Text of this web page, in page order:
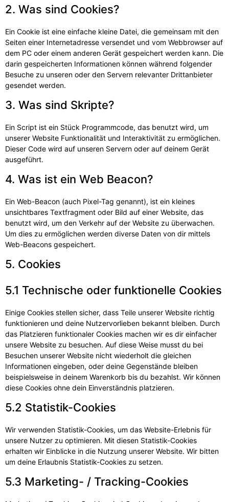
2. Was sind Cookies?
Ein Cookie ist eine einfache kleine Datei, die gemeinsam mit den
Seiten einer Internetadresse versendet und vom Webbrowser auf
dem PC oder einem anderen Gerät gespeichert werden kann. Die
darin gespeicherten Informationen können während folgender
Besuche zu unseren oder den Servern relevanter Drittanbieter
gesendet werden.
3. Was sind Skripte?
Ein Script ist ein Stück Programmcode, das benutzt wird, um
unserer Website Funktionalität und Interaktivität zu ermöglichen.
Dieser Code wird auf unseren Servern oder auf deinem Gerät
ausgeführt.
4. Was ist ein Web Beacon?
Ein Web-Beacon (auch Pixel-Tag genannt), ist ein kleines
unsichtbares Textfragment oder Bild auf einer Website, das
benutzt wird, um den Verkehr auf der Website zu überwachen.
Um dies zu ermöglichen werden diverse Daten von dir mittels
Web-Beacons gespeichert.
5. Cookies
5.1 Technische oder funktionelle Cookies
Einige Cookies stellen sicher, dass Teile unserer Website richtig
funktionieren und deine Nutzervorlieben bekannt bleiben. Durch
das Platzieren funktionaler Cookies machen wir es dir einfacher
unsere Website zu besuchen. Auf diese Weise musst du bei
Besuchen unserer Website nicht wiederholt die gleichen
Informationen eingeben, oder deine Gegenstände bleiben
beispielsweise in deinem Warenkorb bis du bezahlst. Wir können
diese Cookies ohne dein Einverständnis platzieren.
5.2 Statistik-Cookies
Wir verwenden Statistik-Cookies, um das Website-Erlebnis für
unsere Nutzer zu optimieren. Mit diesen Statistik-Cookies
erhalten wir Einblicke in die Nutzung unserer Website. Wir bitten
um deine Erlaubnis Statistik-Cookies zu setzen.
5.3 Marketing- / Tracking-Cookies